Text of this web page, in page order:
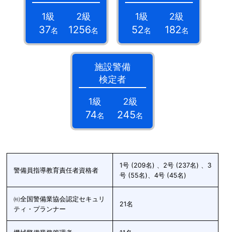
1級
37名
2級
1256名
1級
52名
2級
182名
施設警備
検定者
1級
74名
2級
245名
警備員指導教育責任者資格者
1号 (209名) 、2号 (237名) 、3
号 (55名)、4号 (45名)
㈳全国警備業協会認定セキュリ
ティ・プランナー
21名